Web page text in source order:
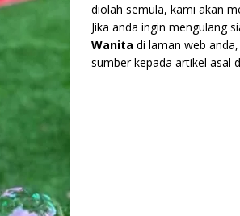
diolah semula, kami akan
Jika anda ingin mengulang
Wanita di laman web
sumber kepada artikel asal